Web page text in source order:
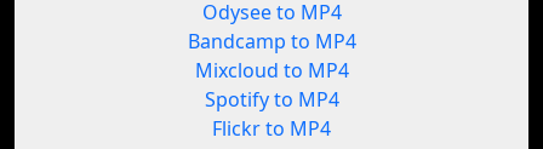
Odysee to MP4
Bandcamp to MP4
Mixcloud to MP4
Spotify to MP4
Flickr to MP4